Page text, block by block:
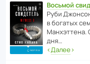
Восьмой
Руби
в богатых
Манх­эт­тена.
дня…
‹Далее›